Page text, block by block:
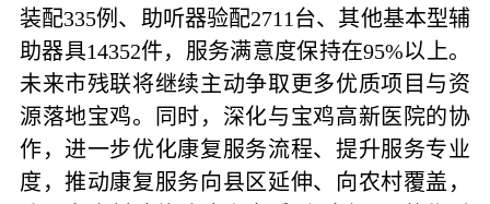
装配335例、助听器验配2711台、其他基本型辅
助器具14352件，服务满意度保持在95%以上。
未来市残联将继续主动争取更多优质项目与资
源落地宝鸡。同时，深化与宝鸡高新医院的协
作，进一步优化康复服务流程、提升服务专业
度，推动康复服务向县区延伸、向农村覆盖，